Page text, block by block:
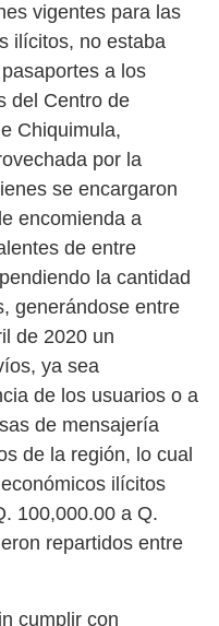
vigentes para las
ilícitos, no estaba
a los
del Centro de
Chiquimula,
por la
se encargaron
encomienda a
de entre
la cantidad
generándose entre
de 2020 un
ya sea
de los usuarios o a
de mensajería
de la región, lo cual
ilícitos
100,000.00 a Q.
repartidos entre
cumplir con